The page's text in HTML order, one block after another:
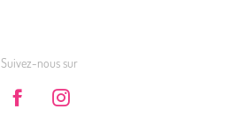
Suivez-nous sur